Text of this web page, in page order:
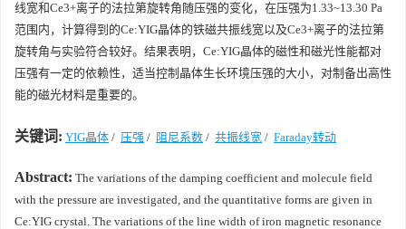
线宽和Ce3+离子的法拉第旋转角随压强的变化，在压强为1.33~13.30 Pa
范围内，计算得到的Ce:YIG晶体的铁磁共振线宽以及Ce3+离子的法拉第
旋转角与实验符合较好。结果表明，Ce:YIG晶体的磁性和磁光性能都对
压强有一定的依赖性，适当控制晶体生长环境压强的大小，对制备出高性
能的磁光材料是重要的。
关键词: YIG晶体 / 压强 / 阻尼系数 / 共振线宽 / Faraday转动
Abstract: The variations of the damping coefficient and molecule field
with the pressure are investigated, and the quantitative forms are given in
Ce:YIG crystal. The variations of the line width of iron magnetic resonance